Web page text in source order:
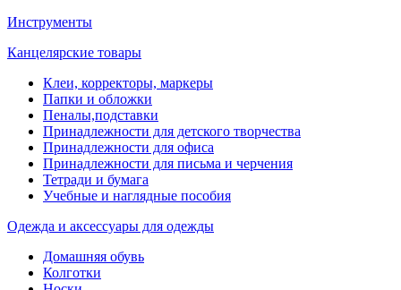
Инструменты
Канцелярские товары
Клеи, корректоры, маркеры
Папки и обложки
Пеналы,подставки
Принадлежности для детского творчества
Принадлежности для офиса
Принадлежности для письма и черчения
Тетради и бумага
Учебные и наглядные пособия
Одежда и аксессуары для одежды
Домашняя обувь
Колготки